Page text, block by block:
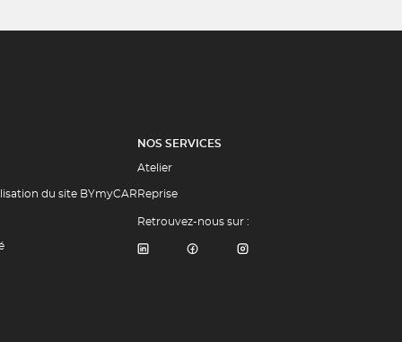
du site BYmyCAR
NOS SERVICES
Atelier
Reprise
Retrouvez-nous sur :